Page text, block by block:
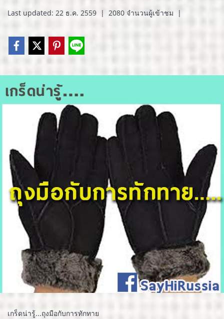
Last updated: 22 ธ.ค. 2559 | 2080 จำนวนผู้เข้าชม |
เกร็ดน่ารู้...ถุงมือกับการทักทาย